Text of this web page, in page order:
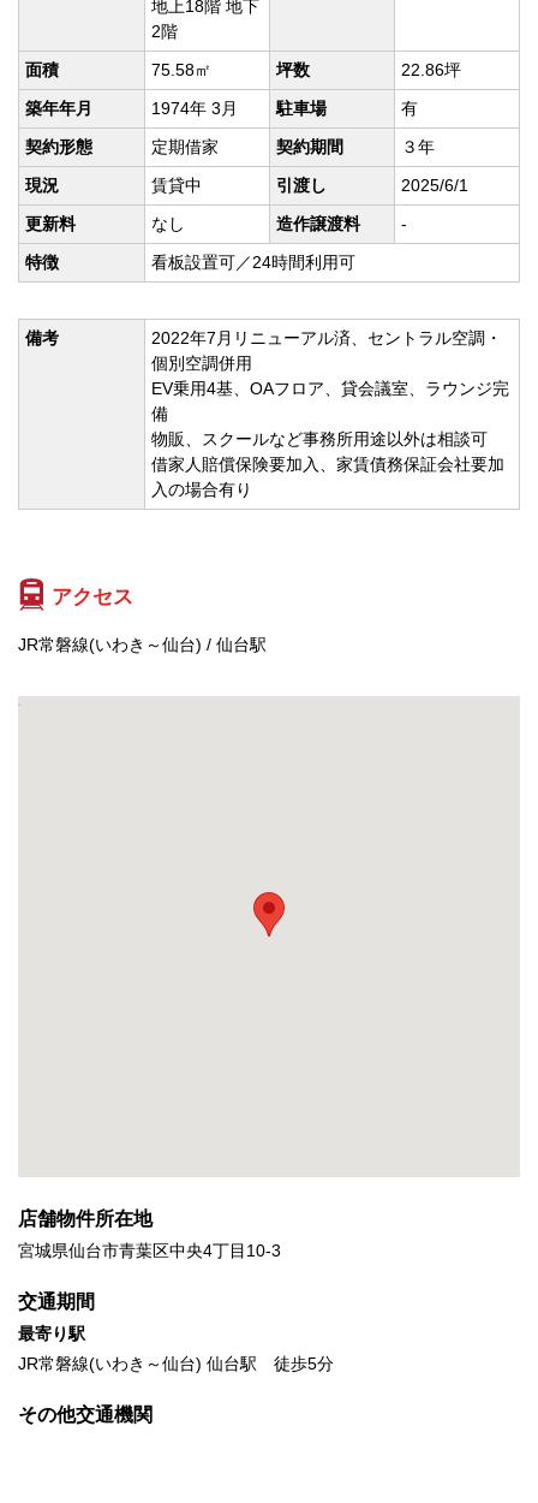
地上18階 地下
2階
面積
75.58㎡ 坪数
22.86坪
築年年月
1974年 3月 駐車場
有
契約形態
定期借家 契約期間
３年
現況
賃貸中 引渡し
2025/6/1
更新料
なし 造作譲渡料
-
特徴
看板設置可／24時間利用可
備考
2022年7月リニューアル済、セントラル空調・
個別空調併用
EV乗用4基、OAフロア、貸会議室、ラウンジ完
備
物販、スクールなど事務所用途以外は相談可
借家人賠償保険要加入、家賃債務保証会社要加
入の場合有り
アクセス
JR常磐線(いわき～仙台) / 仙台駅
店舗物件所在地
宮城県仙台市青葉区中央4丁目10-3
交通期間
最寄り駅
JR常磐線(いわき～仙台) 仙台駅 徒歩5分
その他交通機関